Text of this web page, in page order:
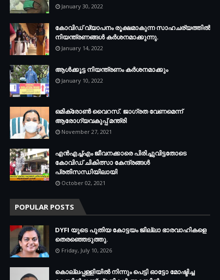
January 30, 2022
കോവിഡ് വ്യാപനം രൂക്ഷമാകുന്ന സാഹചര്യത്തില്‍
നിയന്ത്രണങ്ങള്‍ കര്‍ശനമാക്കുന്നു.
January 14, 2022
ആള്‍ക്കൂട്ട നിയന്ത്രണം കര്‍ശനമാക്കും
January 10, 2022
ഒമിക്രോണ്‍ വൈറസ്. ജാഗ്രത വേണമെന്ന്
ആരോഗ്യവകുപ്പ് മന്ത്രി
November 27, 2021
എന്‍എച്ച്എം ജീവനക്കാരെ പിരിച്ചുവിട്ടതോടെ
കോവിഡ് ചികിത്സാ കേന്ദ്രങ്ങള്‍
പ്രതിസന്ധിയിലായി
October 02, 2021
POPULAR POSTS
DYFI യുടെ പുതിയ കോട്ടയം ജില്ലാ ഭാരവാഹികളെ
തെരഞ്ഞെടുത്തു.
Friday, July 10, 2026
കൊല്ലപ്പള്ളിയില്‍ നിന്നും പെട്ടി ഓട്ടോ മോഷ്ടിച്ച